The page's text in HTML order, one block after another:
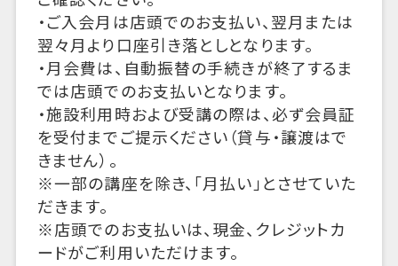
・ご入会月は店頭でのお支払い、翌月または
翌々月より口座引き落としとなります。
・月会費は、自動振替の手続きが終了するま
では店頭でのお支払いとなります。
・施設利用時および受講の際は、必ず会員証
を受付までご提示ください（貸与・譲渡はで
きません）。
※一部の講座を除き、「月払い」とさせていた
だきます。
※店頭でのお支払いは、現金、クレジットカ
ードがご利用いただけます。